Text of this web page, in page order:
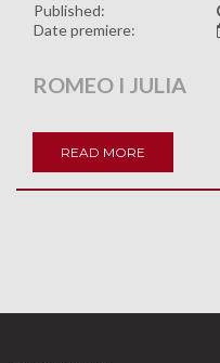
Published:
Date premiere:
ROMEO I JULIA
READ MORE